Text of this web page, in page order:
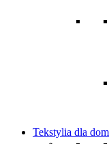
Tekstylia dla